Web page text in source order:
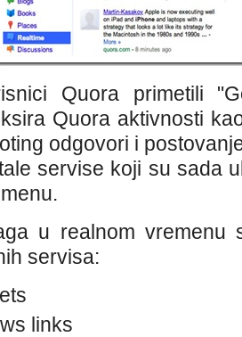
Quora primetili
Quora aktivnosti
odgovori i
servise koji su sada
u realnom
servisa:
links